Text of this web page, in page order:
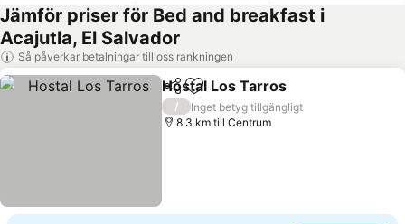
Jämför priser för Bed and breakfast i
Acajutla, El Salvador
Så påverkar betalningar till oss rankningen
Dela Lägg till i Mina Favoriter
Hostal Los Tarros
/
Inget betyg tillgängligt
8.3 km till Centrum